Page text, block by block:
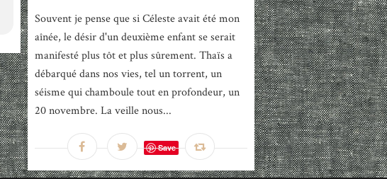
Souvent je pense que si Céleste avait été mon
aînée, le désir d'un deuxième enfant se serait
manifesté plus tôt et plus sûrement. Thaïs a
débarqué dans nos vies, tel un torrent, un
séisme qui chamboule tout en profondeur, un
20 novembre. La veille nous...
Save